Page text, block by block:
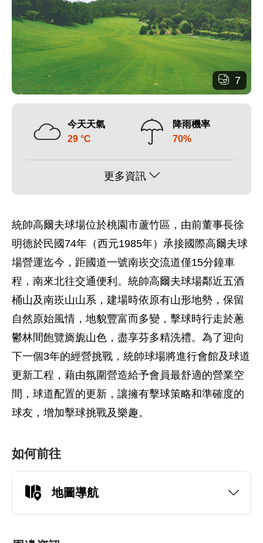
7
今天天氣
29 °C
降雨機率
70%
更多資訊
統帥高爾夫球場位於桃園市蘆竹區，由前董事長徐
明德於民國74年（西元1985年）承接國際高爾夫球
場營運迄今，距國道一號南崁交流道僅15分鐘車
程，南來北往交通便利。統帥高爾夫球場鄰近五酒
桶山及南崁山山系，建場時依原有山形地勢，保留
自然原始風情，地貌豐富而多變，擊球時行走於蔥
鬱林間飽覽旖旎山色，盡享芬多精洗禮。為了迎向
下一個3年的經營挑戰，統帥球場將進行會館及球道
更新工程，藉由氛圍營造給予會員最舒適的營業空
間，球道配置的更新，讓擁有擊球策略和準確度的
球友，增加擊球挑戰及樂趣。
如何前往
地圖導航